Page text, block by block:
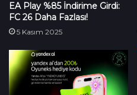
EA Play %85 İndirime Girdi:
FC 26 Daha Fazlası!
5 Kasım 2025